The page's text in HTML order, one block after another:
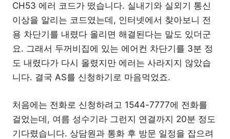
CH53 에러 코드가 떴습니다. 실내기와 실외기 통신
이상을 알리는 코드였는데, 인터넷에서 찾아보니 전
용 차단기를 내렸다 올리면 해결된다는 말도 있더군
요. 그래서 두꺼비집에 있는 에어컨 차단기를 3분 정
도 내렸다가 다시 올렸지만 에러는 사라지지 않았습
니다. 결국 AS를 신청하기로 마음먹었죠.
처음에는 전화로 신청하려고 1544-7777에 전화를
걸었는데, 여름 성수기라 그런지 연결까지 20분 정도
기다렸습니다. 상담원과 통화 후 방문 일정을 잡으려